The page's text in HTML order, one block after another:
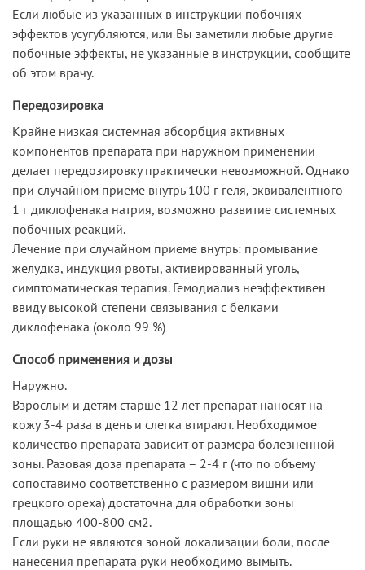
Если любые из указанных в инструкции побочнях
эффектов усугубляются, или Вы заметили любые другие
побочные эффекты, не указанные в инструкции, сообщите
об этом врачу.
Передозировка
Крайне низкая системная абсорбция активных
компонентов препарата при наружном применении
делает передозировку практически невозможной. Однако
при случайном приеме внутрь 100 г геля, эквивалентного
1 г диклофенака натрия, возможно развитие системных
побочных реакций.
Лечение при случайном приеме внутрь: промывание
желудка, индукция рвоты, активированный уголь,
симптоматическая терапия. Гемодиализ неэффективен
ввиду высокой степени связывания с белками
диклофенака (около 99 %)
Способ применения и дозы
Наружно.
Взрослым и детям старше 12 лет препарат наносят на
кожу 3-4 раза в день и слегка втирают. Необходимое
количество препарата зависит от размера болезненной
зоны. Разовая доза препарата – 2-4 г (что по объему
сопоставимо соответственно с размером вишни или
грецкого ореха) достаточна для обработки зоны
площадью 400-800 см2.
Если руки не являются зоной локализации боли, после
нанесения препарата руки необходимо вымыть.